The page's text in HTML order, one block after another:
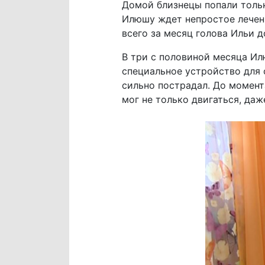
Домой близнецы попали
Илюшу ждет непростое
всего за месяц голова Ильи
В три с половиной месяца
специальное устройство
сильно пострадал. До
мог не только двигаться,